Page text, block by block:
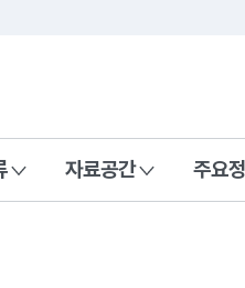
복한 대한민국
자료공간 주요